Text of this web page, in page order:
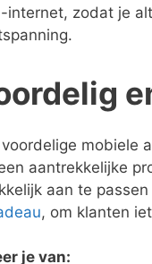
zodat je
mobiele
aantrekkelijke
aan te
, om klanten
je van: